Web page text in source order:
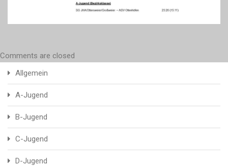
Comments are closed
Allgemein
A-Jugend
B-Jugend
C-Jugend
D-Jugend